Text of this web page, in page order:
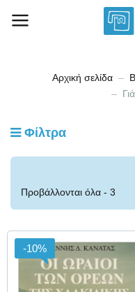
Αρχική σελίδα
Φίλτρα
Προβάλλονται όλα - 3
-10%